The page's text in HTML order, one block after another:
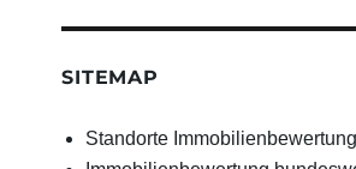
SITEMAP
Standorte Immobilienbewertung